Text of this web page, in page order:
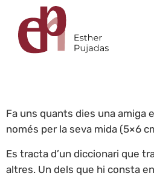
Fa uns quants dies una amiga
només per la seva mida (5×6
Es tracta d’un diccionari que
altres. Un dels que hi consta